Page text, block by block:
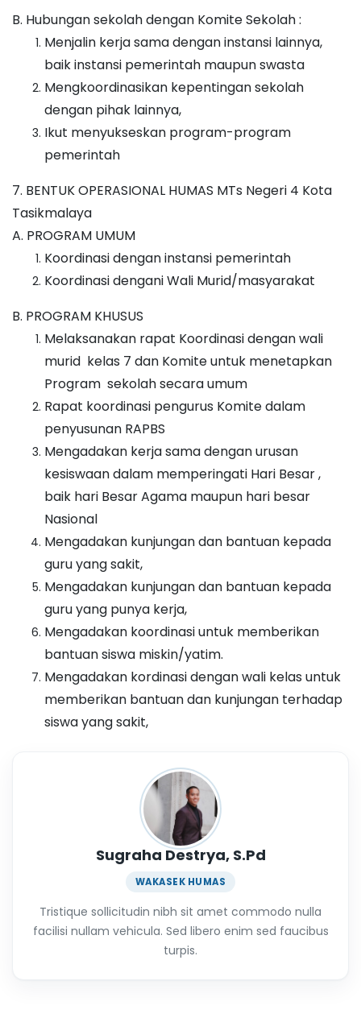
B. Hubungan sekolah dengan Komite Sekolah :
Menjalin kerja sama dengan instansi lainnya,
baik instansi pemerintah maupun swasta
Mengkoordinasikan kepentingan sekolah
dengan pihak lainnya,
Ikut menyukseskan program-program
pemerintah
7. BENTUK OPERASIONAL HUMAS MTs Negeri 4 Kota
Tasikmalaya
A. PROGRAM UMUM
Koordinasi dengan instansi pemerintah
Koordinasi dengani Wali Murid/masyarakat
B. PROGRAM KHUSUS
Melaksanakan rapat Koordinasi dengan wali
murid kelas 7 dan Komite untuk menetapkan
Program sekolah secara umum
Rapat koordinasi pengurus Komite dalam
penyusunan RAPBS
Mengadakan kerja sama dengan urusan
kesiswaan dalam memperingati Hari Besar ,
baik hari Besar Agama maupun hari besar
Nasional
Mengadakan kunjungan dan bantuan kepada
guru yang sakit,
Mengadakan kunjungan dan bantuan kepada
guru yang punya kerja,
Mengadakan koordinasi untuk memberikan
bantuan siswa miskin/yatim.
Mengadakan kordinasi dengan wali kelas untuk
memberikan bantuan dan kunjungan terhadap
siswa yang sakit,
Sugraha Destrya, S.Pd
WAKASEK HUMAS
Tristique sollicitudin nibh sit amet commodo nulla
facilisi nullam vehicula. Sed libero enim sed faucibus
turpis.